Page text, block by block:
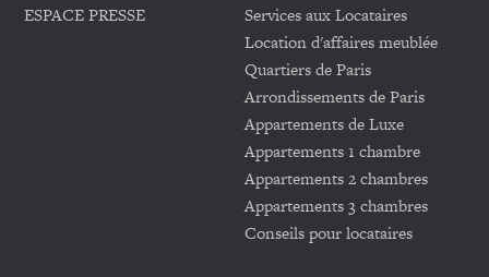
ESPACE PRESSE
Services aux Locataires
Location d'affaires meublée
Quartiers de Paris
Arrondissements de Paris
Appartements de Luxe
Appartements 1 chambre
Appartements 2 chambres
Appartements 3 chambres
Conseils pour locataires